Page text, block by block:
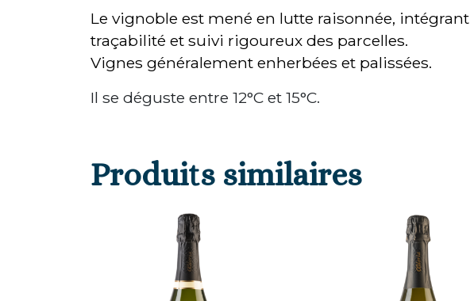
Le vignoble est mené en lutte raisonnée, intégrant
traçabilité et suivi rigoureux des parcelles.
Vignes généralement enherbées et palissées.
Il se déguste entre 12°C et 15°C.
Produits similaires